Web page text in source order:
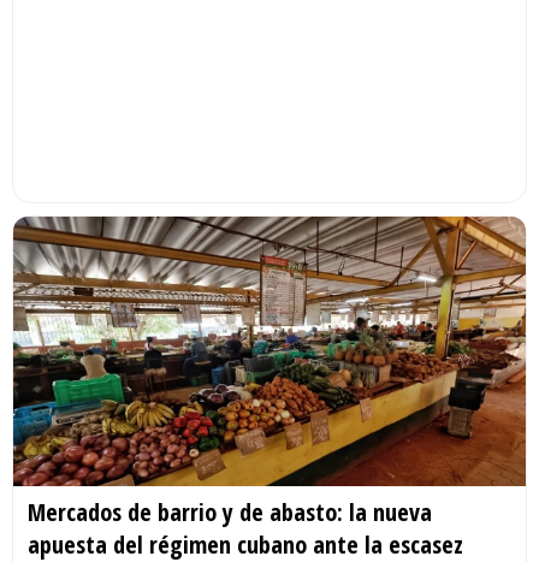
Mercados de barrio y de abasto: la nueva
apuesta del régimen cubano ante la escasez